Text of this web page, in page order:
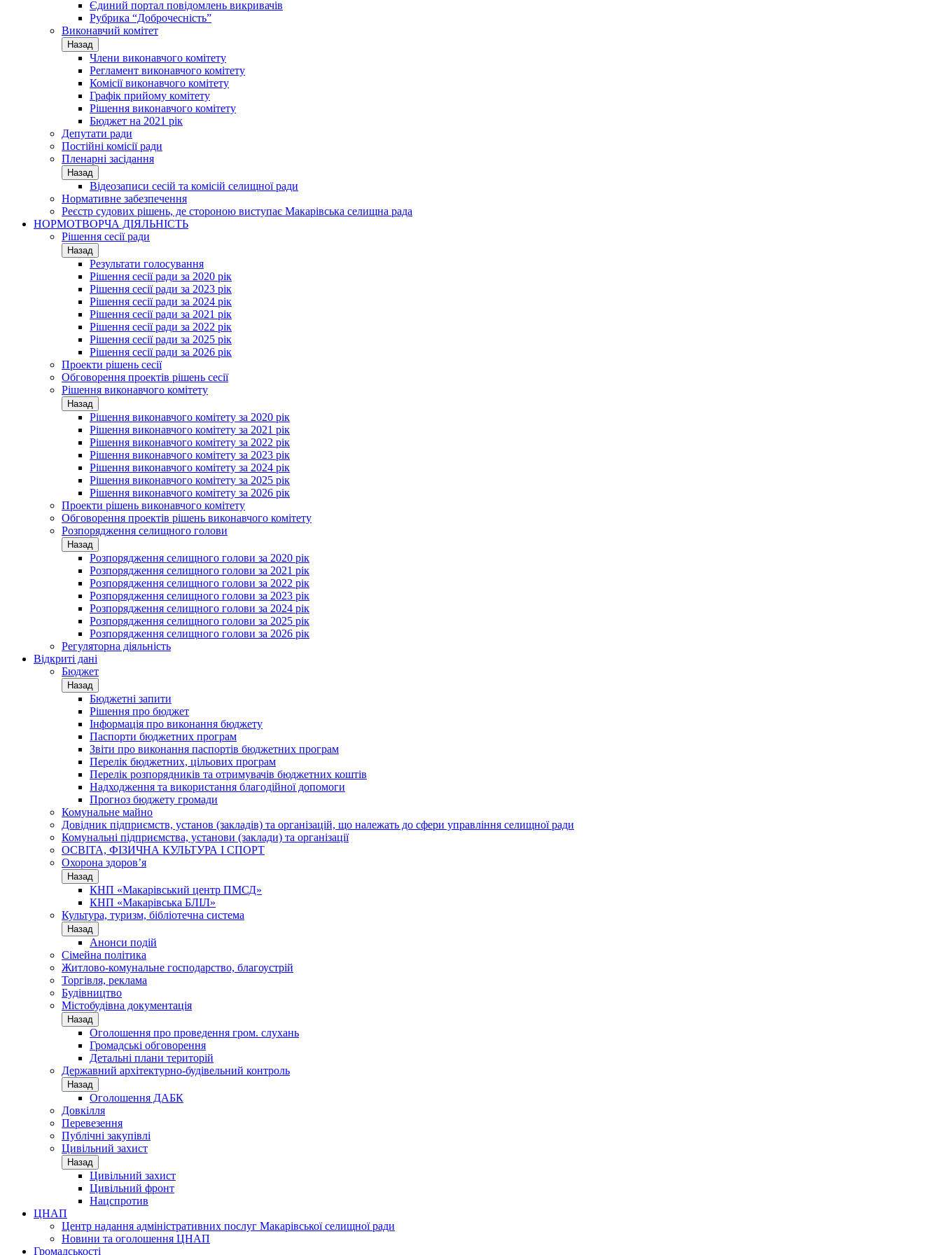
Єдиний портал повідомлень викривачів
Рубрика “Доброчесність”
Виконавчий комітет
Назад
Члени виконавчого комітету
Регламент виконавчого комітету
Комісії виконавчого комітету
Графік прийому комітету
Рішення виконавчого комітету
Бюджет на 2021 рік
Депутати ради
Постійні комісії ради
Пленарні засідання
Назад
Відеозаписи сесій та комісій селищної ради
Нормативне забезпечення
Реєстр судових рішень, де стороною виступає Макарівська селищна рада
НОРМОТВОРЧА ДІЯЛЬНІСТЬ
Рішення сесії ради
Назад
Результати голосування
Рішення сесії ради за 2020 рік
Рішення сесії ради за 2023 рік
Рішення сесії ради за 2024 рік
Рішення сесії ради за 2021 рік
Рішення сесії ради за 2022 рік
Рішення сесії ради за 2025 рік
Рішення сесії ради за 2026 рік
Проекти рішень сесії
Обговорення проектів рішень сесії
Рішення виконавчого комітету
Назад
Рішення виконавчого комітету за 2020 рік
Рішення виконавчого комітету за 2021 рік
Рішення виконавчого комітету за 2022 рік
Рішення виконавчого комітету за 2023 рік
Рішення виконавчого комітету за 2024 рік
Рішення виконавчого комітету за 2025 рік
Рішення виконавчого комітету за 2026 рік
Проекти рішень виконавчого комітету
Обговорення проектів рішень виконавчого комітету
Розпорядження селищного голови
Назад
Розпорядження селищного голови за 2020 рік
Розпорядження селищного голови за 2021 рік
Розпорядження селищного голови за 2022 рік
Розпорядження селищного голови за 2023 рік
Розпорядження селищного голови за 2024 рік
Розпорядження селищного голови за 2025 рік
Розпорядження селищного голови за 2026 рік
Регуляторна діяльність
Відкриті дані
Бюджет
Назад
Бюджетні запити
Рішення про бюджет
Інформація про виконання бюджету
Паспорти бюджетних програм
Звіти про виконання паспортів бюджетних програм
Перелік бюджетних, цільових програм
Перелік розпорядників та отримувачів бюджетних коштів
Надходження та використання благодійної допомоги
Прогноз бюджету громади
Комунальне майно
Довідник підприємств, установ (закладів) та організацій, що належать до сфери управління селищної ради
Комунальні підприємства, установи (заклади) та організації
ОСВІТА, ФІЗИЧНА КУЛЬТУРА І СПОРТ
Охорона здоров’я
Назад
КНП «Макарівський центр ПМСД»
КНП «Макарівська БЛІЛ»
Культура, туризм, бібліотечна система
Назад
Анонси подій
Сімейна політика
Житлово-комунальне господарство, благоустрій
Торгівля, реклама
Будівництво
Містобудівна документація
Назад
Оголошення про проведення гром. слухань
Громадські обговорення
Детальні плани територій
Державний архітектурно-будівельний контроль
Назад
Оголошення ДАБК
Довкілля
Перевезення
Публічні закупівлі
Цивільний захист
Назад
Цивільний захист
Цивільний фронт
Нацспротив
ЦНАП
Центр надання адміністративних послуг Макарівської селищної ради
Новини та оголошення ЦНАП
Громадськості